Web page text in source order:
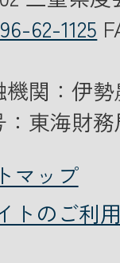
62-1125
関：伊
東海財
マップ
トのご利